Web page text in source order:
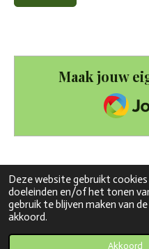
Deze website gebruikt
doeleinden en/of het tonen
gebruik te blijven maken van
akkoord.
Akkoord
Maak jouw
© 2020 - 2026 bloesembos